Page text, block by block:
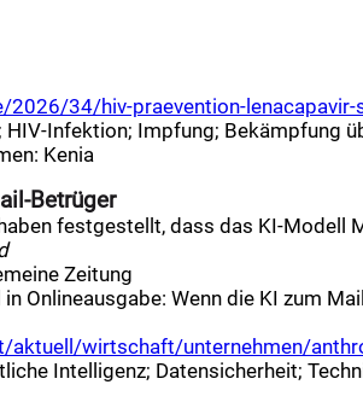
2026/34/hiv-praevention-lenacapavir-
; HIV-Infektion; Impfung; Bekämpfung
: Kenia
Betrüger
festgestellt, dass das KI-
Zeitung
in Onlineausgabe: Wenn die KI zum
aktuell/wirtschaft/unternehmen/
Intelligenz; Datensicherheit;